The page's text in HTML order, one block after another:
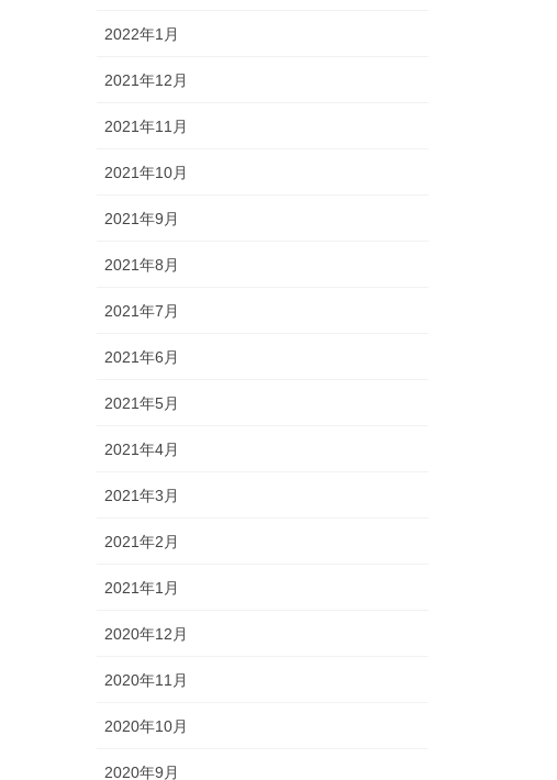
2022年1月
2021年12月
2021年11月
2021年10月
2021年9月
2021年8月
2021年7月
2021年6月
2021年5月
2021年4月
2021年3月
2021年2月
2021年1月
2020年12月
2020年11月
2020年10月
2020年9月